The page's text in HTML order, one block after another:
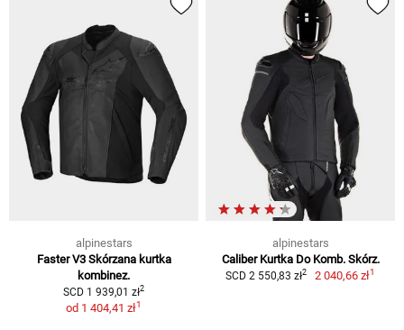
alpinestars
Faster V3 Skórzana kurtka
kombinez.
SCD 1 939,01 zł2
od 1 404,41 zł1
alpinestars
Caliber Kurtka Do Komb. Skórz.
SCD 2 550,83 zł2 2 040,66 zł1